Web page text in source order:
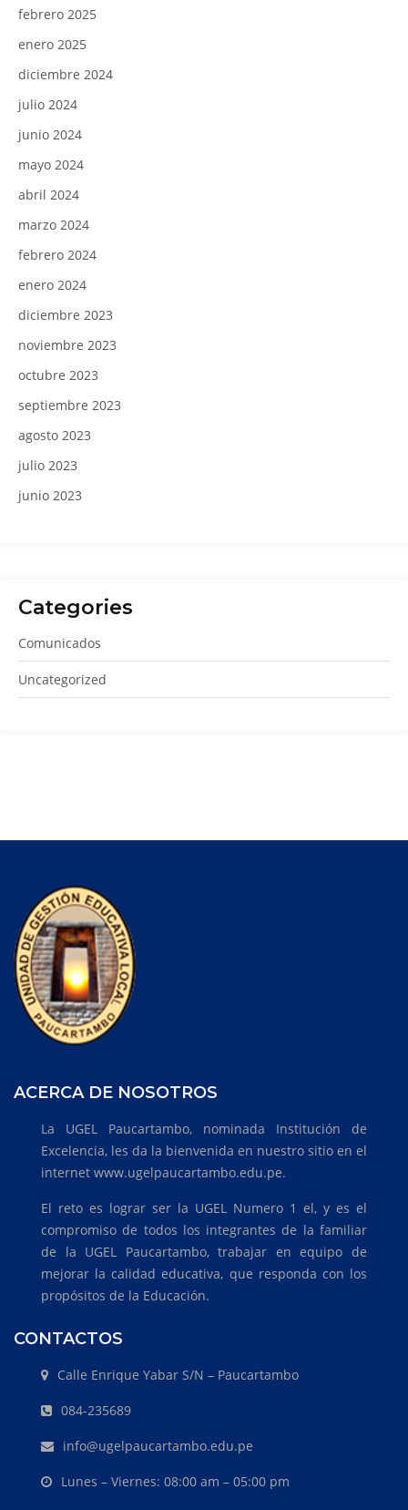
febrero 2025
enero 2025
diciembre 2024
julio 2024
junio 2024
mayo 2024
abril 2024
marzo 2024
febrero 2024
enero 2024
diciembre 2023
noviembre 2023
octubre 2023
septiembre 2023
agosto 2023
julio 2023
junio 2023
Categories
Comunicados
Uncategorized
ACERCA DE NOSOTROS
La UGEL Paucartambo, nominada Institución de
Excelencia, les da la bienvenida en nuestro sitio en el
internet www.ugelpaucartambo.edu.pe.
El reto es lograr ser la UGEL Numero 1 el, y es el
compromiso de todos los integrantes de la familiar
de la UGEL Paucartambo, trabajar en equipo de
mejorar la calidad educativa, que responda con los
propósitos de la Educación.
CONTACTOS
Calle Enrique Yabar S/N – Paucartambo
084-235689
info@ugelpaucartambo.edu.pe
Lunes – Viernes: 08:00 am – 05:00 pm